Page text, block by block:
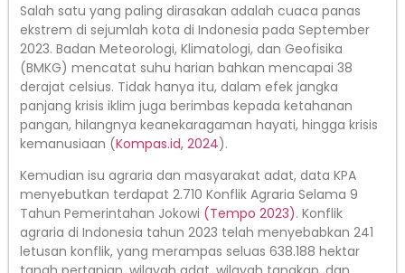
Salah satu yang paling dirasakan adalah cuaca panas
ekstrem di sejumlah kota di Indonesia pada September
2023. Badan Meteorologi, Klimatologi, dan Geofisika
(BMKG) mencatat suhu harian bahkan mencapai 38
derajat celsius. Tidak hanya itu, dalam efek jangka
panjang krisis iklim juga berimbas kepada ketahanan
pangan, hilangnya keanekaragaman hayati, hingga krisis
kemanusiaan (Kompas.id, 2024).
Kemudian isu agraria dan masyarakat adat, data KPA
menyebutkan terdapat 2.710 Konflik Agraria Selama 9
Tahun Pemerintahan Jokowi (Tempo 2023). Konflik
agraria di Indonesia tahun 2023 telah menyebabkan 241
letusan konflik, yang merampas seluas 638.188 hektar